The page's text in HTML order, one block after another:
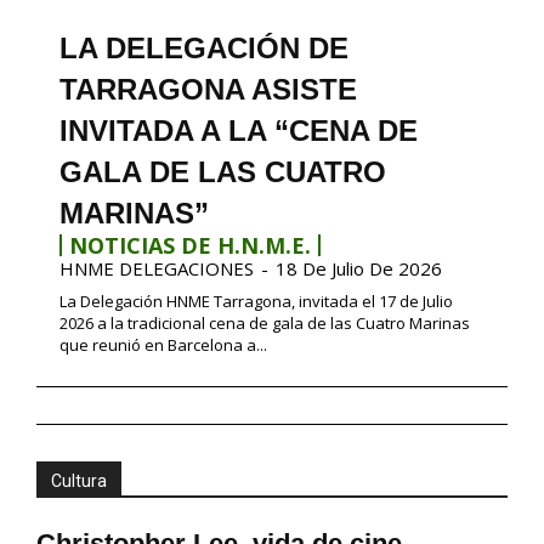
LA DELEGACIÓN DE
TARRAGONA ASISTE
INVITADA A LA “CENA DE
GALA DE LAS CUATRO
MARINAS”
NOTICIAS DE H.N.M.E.
HNME DELEGACIONES - 18 De Julio De 2026
La Delegación HNME Tarragona, invitada el 17 de Julio
2026 a la tradicional cena de gala de las Cuatro Marinas
que reunió en Barcelona a...
Cultura